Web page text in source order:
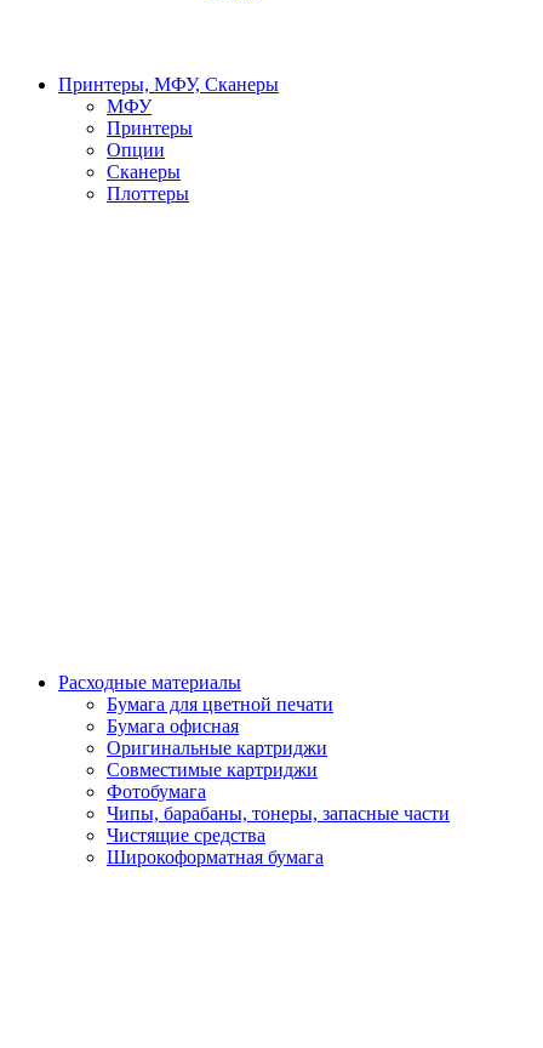
Принтеры, МФУ, Сканеры
МФУ
Принтеры
Опции
Сканеры
Плоттеры
Расходные материалы
Бумага для цветной печати
Бумага офисная
Оригинальные картриджи
Совместимые картриджи
Фотобумага
Чипы, барабаны, тонеры, запасные части
Чистящие средства
Широкоформатная бумага